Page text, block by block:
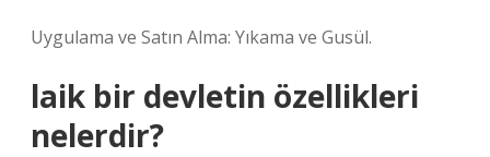
Uygulama ve Satın Alma: Yıkama ve Gusül.
laik bir devletin özellikleri
nelerdir?